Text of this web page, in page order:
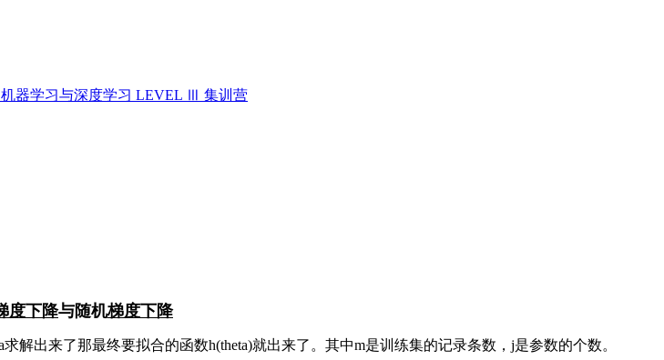
器学习与深度学习 LEVEL Ⅲ 集训营
度下降与随机梯度下降
求解出来了那最终要拟合的函数h(theta)就出来了。其中m是训练集的记录条数，j是参数的个数。